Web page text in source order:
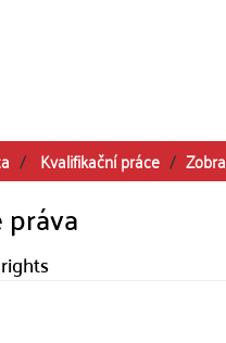
Kvalifikační práce